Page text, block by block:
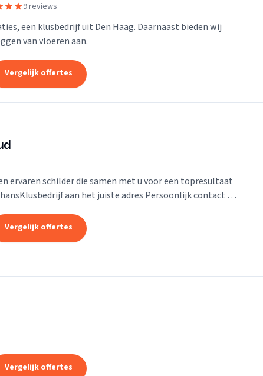
9 reviews
een klusbedrijf uit Den Haag. Daarnaast bieden wij
van vloeren aan.
Vergelijk offertes
ervaren schilder die samen met u voor een topresultaat
Vergelijk offertes
Vergelijk offertes